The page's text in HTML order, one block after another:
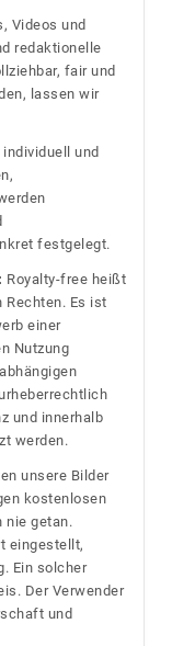
Videos und
redaktionelle
fair und
lassen wir
und
festgelegt.
Royalty-free heißt
Es ist
einer
Nutzung
und innerhalb
werden.
unsere Bilder
kostenlosen
nie getan.
eingestellt,
Ein solcher
Der Verwender
und